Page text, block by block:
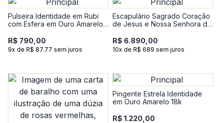
Pulseira Identidade em Rubi
com Esfera em Ouro Amarelo
R$ 790,00
9x de R$ 87.77 sem juros
Escapulário Sagrado Coração
de Jesus e Nossa Senhora do
R$ 6.890,00
10x de R$ 689 sem juros
Pingente Estrela Identidade
em Ouro Amarelo 18k
R$ 1.220,00